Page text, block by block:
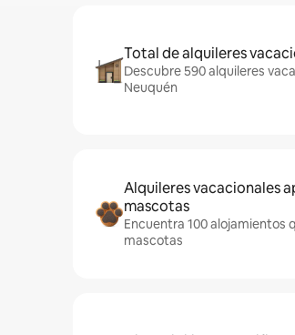
Total de alquileres
Descubre 590 alquileres
Neuquén
Alquileres vacacionales
mascotas
Encuentra 100 alojamientos
mascotas